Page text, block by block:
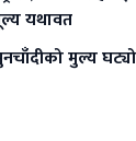
यथावत
मुल्य